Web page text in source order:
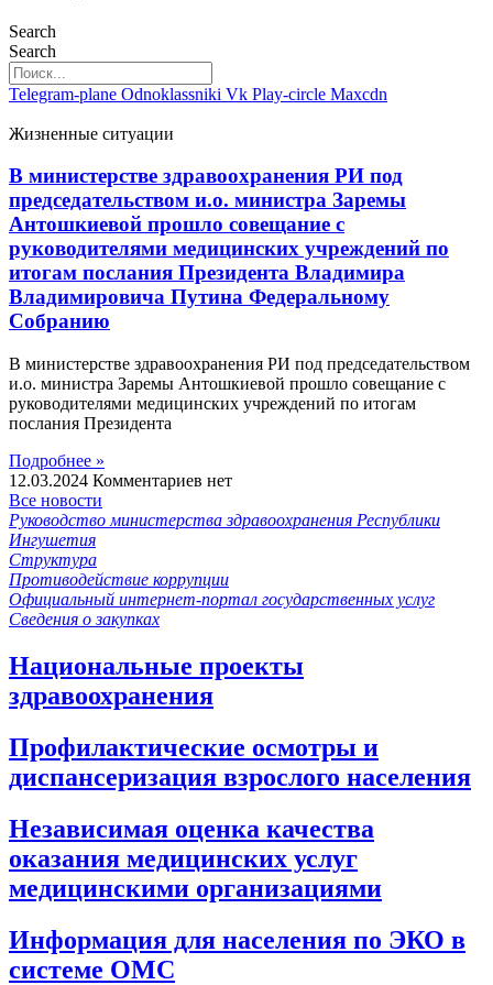
Search
Search
Telegram-plane Odnoklassniki Vk Play-circle Maxcdn
Жизненные ситуации
В министерстве здравоохранения РИ под
председательством и.о. министра Заремы
Антошкиевой прошло совещание с
руководителями медицинских учреждений по
итогам послания Президента Владимира
Владимировича Путина Федеральному
Собранию
В министерстве здравоохранения РИ под председательством
и.о. министра Заремы Антошкиевой прошло совещание с
руководителями медицинских учреждений по итогам
послания Президента
Подробнее »
12.03.2024 Комментариев нет
Все новости
Руководство министерства здравоохранения Республики
Ингушетия
Структура
Противодействие коррупции
Официальный интернет-портал государственных услуг
Сведения о закупках
Национальные проекты
здравоохранения
Профилактические осмотры и
диспансеризация взрослого населения
Независимая оценка качества
оказания медицинских услуг
медицинскими организациями
Информация для населения по ЭКО в
системе ОМС